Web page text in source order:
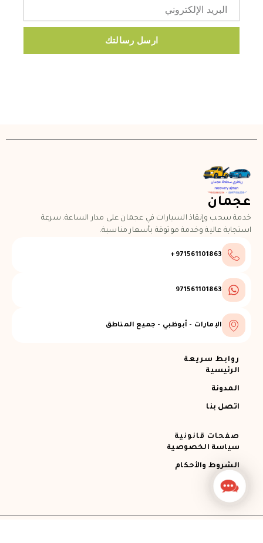
ارسل رسالتك
عجمان
خدمة سحب وإنقاذ السيارات في عجمان على مدار الساعة. سرعة
استجابة عالية وخدمة موثوقة بأسعار مناسبة.
971561101863+
971561101863
الإمارات - أبوظبي - جميع المناطق
روابط سريعة
الرئيسية
المدونة
اتصل بنا
صفحات قانونية
سياسة الخصوصية
الشروط والأحكام
Contact
Us